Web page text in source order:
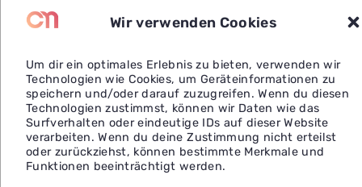
Wir verwenden Cookies
Um dir ein optimales Erlebnis zu bieten, verwenden wir
Technologien wie Cookies, um Geräteinformationen zu
speichern und/oder darauf zuzugreifen. Wenn du diesen
Technologien zustimmst, können wir Daten wie das
Surfverhalten oder eindeutige IDs auf dieser Website
verarbeiten. Wenn du deine Zustimmung nicht erteilst
oder zurückziehst, können bestimmte Merkmale und
Funktionen beeinträchtigt werden.
Über uns
besser. Sondern darum, sich selbst
und einander wieder näherzukommen.
Ohne Druck. Ohne Rollen. Dafür mit
Offenheit, Humor und ehrlichem
Interesse.